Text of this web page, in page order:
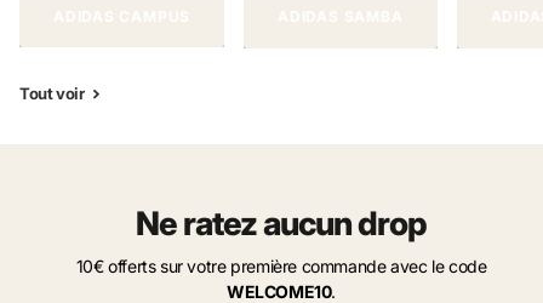
Tout voir
Ne ratez aucun drop
10€ offerts sur votre première commande avec le code
WELCOME10.